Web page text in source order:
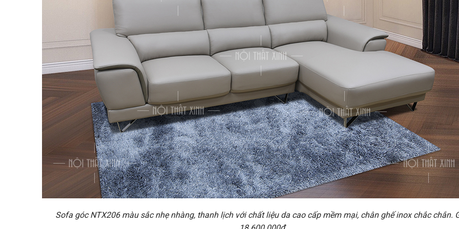
Sofa góc NTX206 màu sắc nhẹ nhàng, thanh lịch với chất liệu da cao cấp mềm mại, chân ghế inox chắc chắn.